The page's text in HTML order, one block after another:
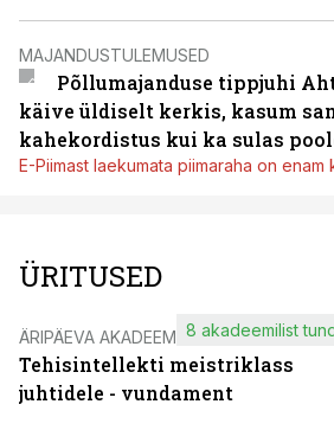
MAJANDUSTULEMUSED
Põllumajanduse tippjuhi
käive üldiselt kerkis, kasum
kahekordistus kui ka sulas
E-Piimast laekumata piimaraha on enam
ÜRITUSED
ÄRIPÄEVA AKADEEMIA
Tehisintellekti meistriklass
juhtidele - vundament
8 akadeemilist